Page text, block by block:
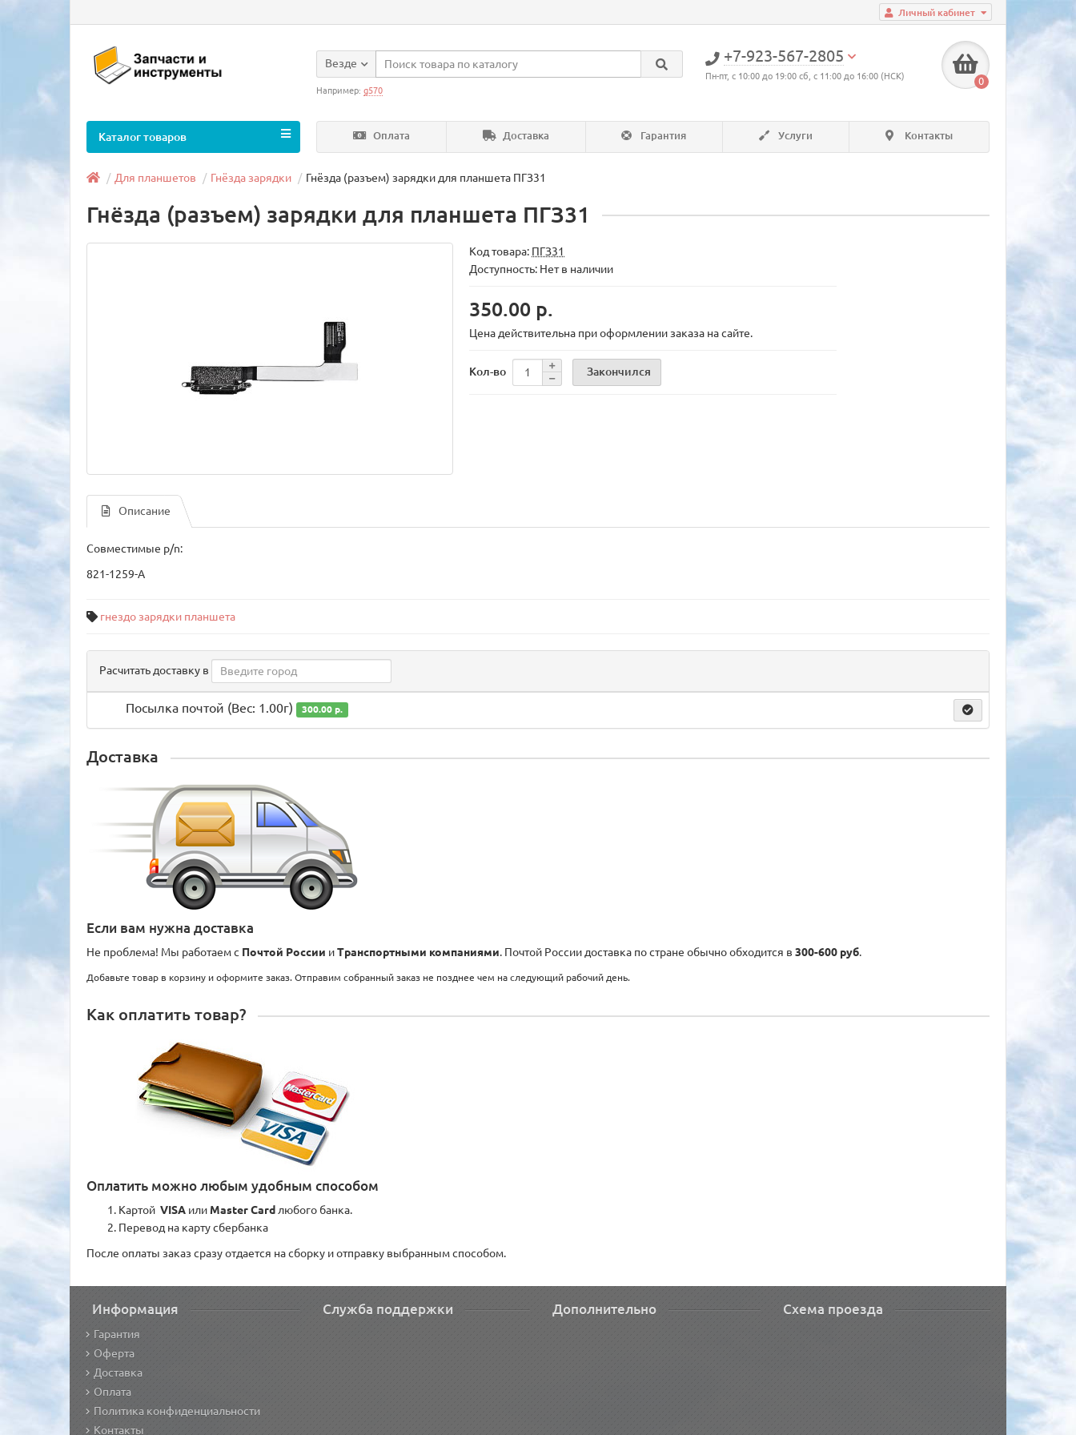
Личный кабинет
+7-923-567-2805
Пн-пт, с 10:00 до 19:00 сб, с 11:00 до 16:00 (НСК) 0
Везде
Например: g570
Оплата Доставка Гарантия Услуги Контакты
Каталог товаров
Для планшетов Гнёзда зарядки Гнёзда (разъем) зарядки для планшета ПГЗ31
Гнёзда (разъем) зарядки для планшета ПГЗ31
Код товара: ПГЗ31
Доступность: Нет в наличии
350.00 р.
Цена действительна при оформлении заказа на сайте.
Кол-во Закончился
Описание
Совместимые p/n:
821-1259-A
гнездо зарядки планшета
Расчитать доставку в
Посылка почтой (Вес: 1.00г) 300.00 р.
Доставка
Если вам нужна доставка
Не проблема! Мы работаем с Почтой России иТранспортными компаниями. Почтой России доставка по стране обычно обходится в 300-600 руб.
Добавьте товар в корзину и оформите заказ. Отправим собранный заказ не позднее чем на следующий рабочий день.
Как оплатить товар?
Оплатить можно любым удобным способом
Картой VISA или Master Card любого банка.
Перевод на карту сбербанка
После оплаты заказ сразу отдается на сборку и отправку выбранным способом.
Информация
Гарантия
Оферта
Доставка
Оплата
Политика конфиденциальности
Контакты
Служба поддержки Дополнительно Схема проезда